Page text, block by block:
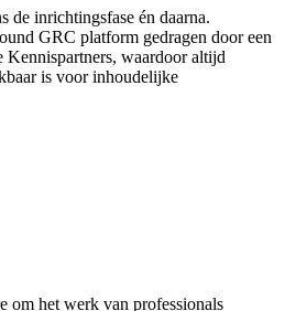
de inrichtingsfase én daarna.
GRC platform gedragen door een
Kennispartners, waardoor altijd
is voor inhoudelijke
om het werk van professionals